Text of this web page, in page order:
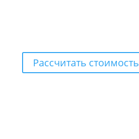
Рассчитать стоимость